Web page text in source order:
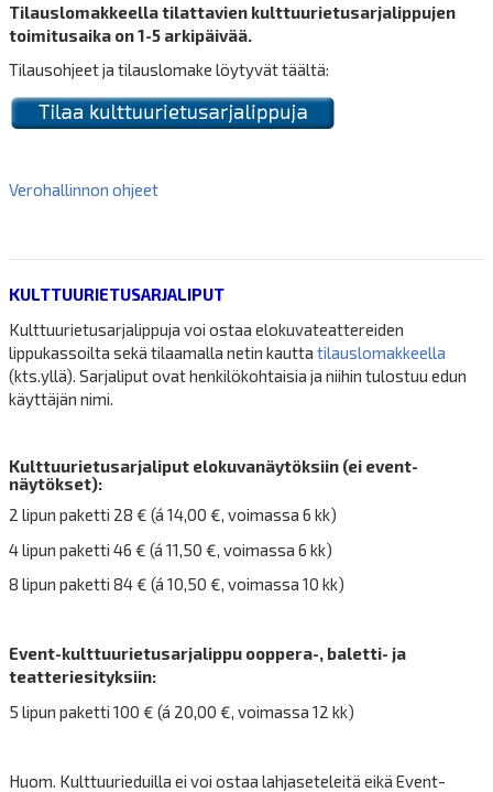
Tilauslomakkeella tilattavien kulttuurietusarjalippujen
toimitusaika on 1-5 arkipäivää.
Tilausohjeet ja tilauslomake löytyvät täältä:
Verohallinnon ohjeet
KULTTUURIETUSARJALIPUT
Kulttuurietusarjalippuja voi ostaa elokuvateattereiden
lippukassoilta sekä tilaamalla netin kautta tilauslomakkeella
(kts.yllä). Sarjaliput ovat henkilökohtaisia ja niihin tulostuu edun
käyttäjän nimi.
Kulttuurietusarjaliput elokuvanäytöksiin (ei event-
näytökset):
2 lipun paketti 28 € (á 14,00 €, voimassa 6 kk)
4 lipun paketti 46 € (á 11,50 €, voimassa 6 kk)
8 lipun paketti 84 € (á 10,50 €, voimassa 10 kk)
Event-kulttuurietusarjalippu ooppera-, baletti- ja
teatteriesityksiin:
5 lipun paketti 100 € (á 20,00 €, voimassa 12 kk)
Huom. Kulttuurieduilla ei voi ostaa lahjaseteleitä eikä Event-